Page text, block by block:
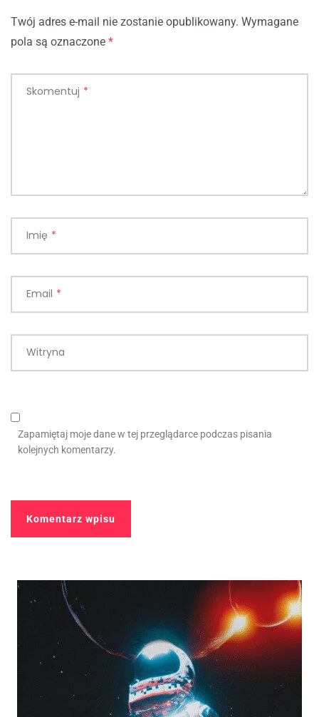
Twój adres e-mail nie zostanie opublikowany. Wymagane
pola są oznaczone *
Skomentuj *
Imię *
Email *
Witryna
Zapamiętaj moje dane w tej przeglądarce podczas pisania
kolejnych komentarzy.